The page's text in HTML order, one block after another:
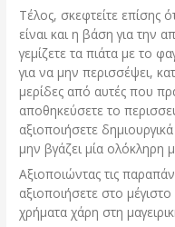
Τέλος, σκεφτείτε επίσης
είναι και η βάση για την
γεμίζετε τα πιάτα με το
για να μην περισσέψει,
μερίδες από αυτές που
αποθηκεύσετε το
αξιοποιήσετε
μην βγάζει μία ολόκληρη
Αξιοποιώντας τις
αξιοποιήσετε στο
χρήματα χάρη στη